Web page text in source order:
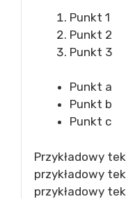
Punkt 1
Punkt 2
Punkt 3
Punkt a
Punkt b
Punkt c
Przykładowy
przykładowy
przykładowy